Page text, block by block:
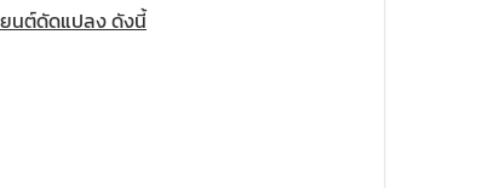
ยนต์ดัดแปลง ดังนี้